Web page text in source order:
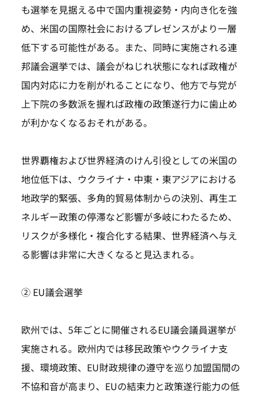
も選挙を見据える中で国内重視姿勢・内向き化を強
め、米国の国際社会におけるプレゼンスがより一層
低下する可能性がある。また、同時に実施される連
邦議会選挙では、議会がねじれ状態になれば政権が
国内対応に力を削がれることになり、他方で与党が
上下院の多数派を握れば政権の政策遂行力に歯止め
が利かなくなるおそれがある。
世界覇権および世界経済のけん引役としての米国の
地位低下は、ウクライナ・中東・東アジアにおける
地政学的緊張、多角的貿易体制からの決別、再生エ
ネルギー政策の停滞など影響が多岐にわたるため、
リスクが多様化・複合化する結果、世界経済へ与え
る影響は非常に大きくなると見込まれる。
② EU議会選挙
欧州では、5年ごとに開催されるEU議会議員選挙が
実施される。欧州内では移民政策やウクライナ支
援、環境政策、EU財政規律の遵守を巡り加盟国間の
不協和音が高まり、EUの結束力と政策遂行能力の低